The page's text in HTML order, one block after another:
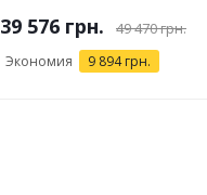
39 576 грн. 49 470 грн.
Экономия 9 894 грн.